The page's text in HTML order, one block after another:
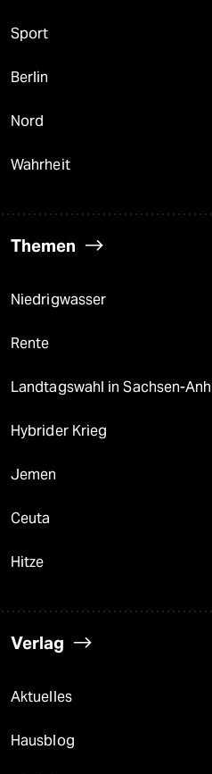
Sport
Berlin
Nord
Wahrheit
Themen
Niedrigwasser
Rente
Landtagswahl in Sachsen-
Hybrider Krieg
Jemen
Ceuta
Hitze
Verlag
Aktuelles
Hausblog